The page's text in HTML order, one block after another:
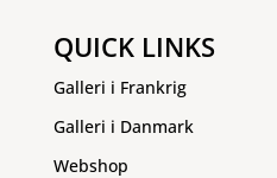
QUICK LINKS
Galleri i Frankrig
Galleri i Danmark
Webshop